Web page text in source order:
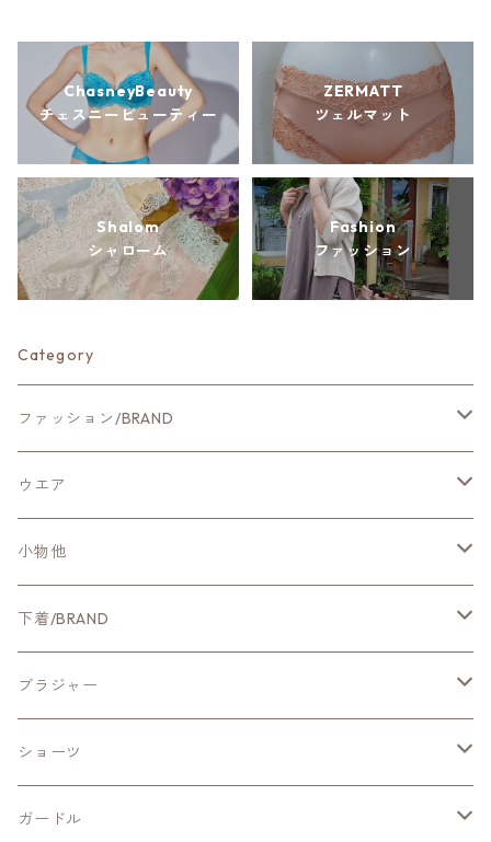
ChasneyBeauty
チェスニービューティー
ZERMATT
ツェルマット
Shalom
シャローム
Fashion
ファッション
Category
ファッション/BRAND
新作ファッション
CYNICAL
NUS
Qtume
Mitefabrica
Aeca Blanc
ウエア
アウター
カットソー・Tシャツ
ブラウス・シャツ
ニット
ワンピース・チュニック
小物他
ホームグッズ
ファッション小物
下着/BRAND
新作ランジェリー
ChasneyBeautyチェスニービューティー
シカゴレース
ZERMATTツェルマット
ブラジャー
ワイヤー入りブラ
ノンワイヤーブラ
ショーツ
スッポリショーツ
ガードル